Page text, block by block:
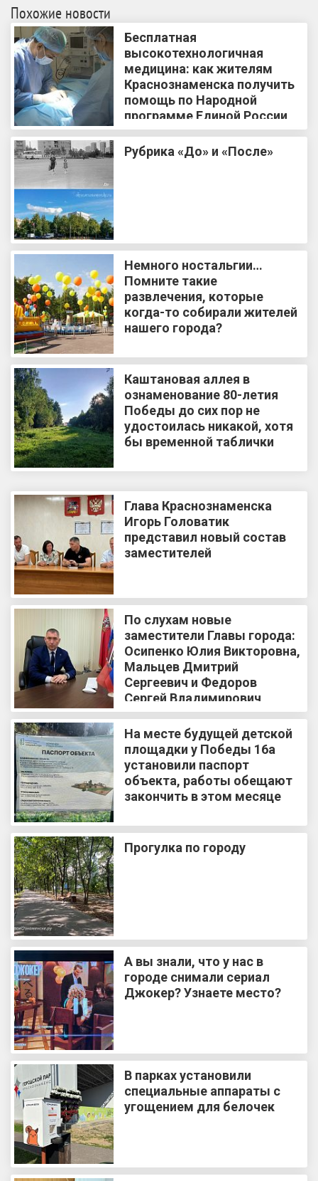
Похожие новости
Бесплатная
высокотехнологичная
медицина: как жителям
Краснознаменска получить
помощь по Народной
программе Единой России
Рубрика «До» и «После»
Немного ностальгии…
Помните такие
развлечения, которые
когда-то собирали жителей
нашего города?
Каштановая аллея в
ознаменование 80-летия
Победы до сих пор не
удостоилась никакой, хотя
бы временной таблички
Глава Краснознаменска
Игорь Головатик
представил новый состав
заместителей
По слухам новые
заместители Главы города:
Осипенко Юлия Викторовна,
Мальцев Дмитрий
Сергеевич и Федоров
Сергей Владимирович
На месте будущей детской
площадки у Победы 16а
установили паспорт
объекта, работы обещают
закончить в этом месяце
Прогулка по городу
А вы знали, что у нас в
городе снимали сериал
Джокер? Узнаете место?
В парках установили
специальные аппараты с
угощением для белочек